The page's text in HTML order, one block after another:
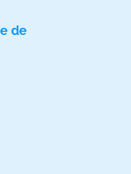
de